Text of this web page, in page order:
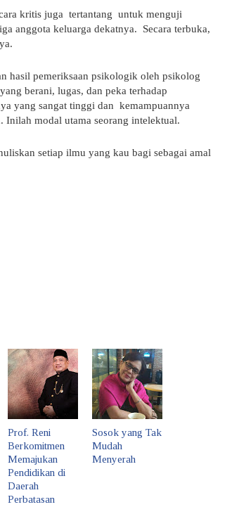
kritis juga tertantang untuk menguji
anggota keluarga dekatnya.
Secara terbuka,
hasil pemeriksaan psikologik oleh psikolog
berani, lugas, dan peka terhadap
yang sangat tinggi dan kemampuannya
Inilah modal utama seorang intelektual.
setiap ilmu yang kau bagi sebagai amal
Prof. Reni
Berkomitmen
Memajukan
Pendidikan di
Daerah
Perbatasan
Sosok yang Tak
Mudah
Menyerah